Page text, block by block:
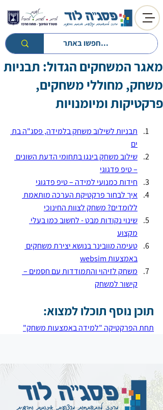
חזרה לטיפים
מאגר המשחקים הגדול: תבניות
משחק, מחוללי משחקים,
פרקטיקות ומיומנויות
תבניות לשילוב משחק בלמידה, פסג"ה בת
ים
שילוב משחק בינגו בתחומי הדעת השונים
– טיפ פדגוגי
חידות כמנועי למידה – טיפ פדגוגי
איך לבחור פרקטיקת הערכה מותאמת
ללומדים? משחק לצוות החינוכי
שינוי נקודות מבט - לחשוב כמו בעלי
מקצוע
טעימה מוובינר בנושא יצירת משחקים
באמצעות websim
משחק לזיהוי והתמודדות עם חסמים –
קישור למשחק
תוכן נוסף תוכלו למצוא:
תחת הפרקטיקה "למידה באמצעות משחק"